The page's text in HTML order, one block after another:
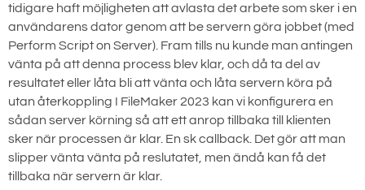
tidigare haft möjligheten att avlasta det arbete som sker i en
användarens dator genom att be servern göra jobbet (med
Perform Script on Server). Fram tills nu kunde man antingen
vänta på att denna process blev klar, och då ta del av
resultatet eller låta bli att vänta och låta servern köra på
utan återkoppling I FileMaker 2023 kan vi konfigurera en
sådan server körning så att ett anrop tillbaka till klienten
sker när processen är klar. En sk callback. Det gör att man
slipper vänta vänta på reslutatet, men ändå kan få det
tillbaka när servern är klar.